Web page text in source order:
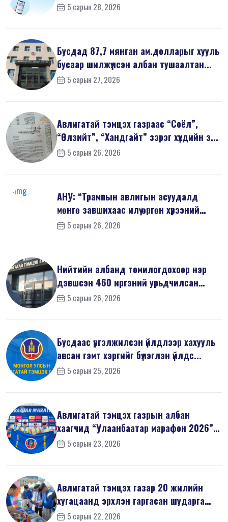
5 сарын 28, 2026
Бусдад 87,7 мянган ам.долларыг хууль
бусаар шилжүүлсэн албан тушаалтан...
5 сарын 27, 2026
Авлигатай тэмцэх газраас “Соёл”,
“Өлзийт”, “Хандгайт” зэрэг хүүхдийн з...
5 сарын 26, 2026
АНУ: “Трампын авлигын асуудалд
мөнгө завшихаас илүү өргөн хүрээний
шин...
5 сарын 26, 2026
Нийтийн албанд томилогдохоор нэр
дэвшсэн 460 иргэний урьдчилсан
мэдүүл...
5 сарын 26, 2026
Бусдаас үргэлжилсэн үйлдлээр хахууль
авсан гэмт хэргийг бүлэглэн үйлдс...
5 сарын 25, 2026
Авлигатай тэмцэх газрын албан
хаагчид “Улаанбаатар марафон 2026”-
д оро...
5 сарын 23, 2026
Авлигатай тэмцэх газар 20 жилийн
хугацаанд эрхлэн гаргасан шударга
ёсн...5 сарын 22, 2026